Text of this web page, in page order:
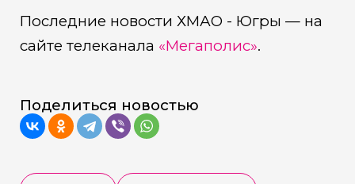
Последние новости ХМАО - Югры — на
сайте телеканала «Мегаполис».
Поделиться новостью